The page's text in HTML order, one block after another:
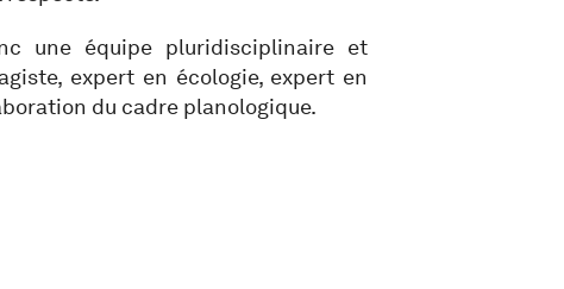
une équipe pluridisciplinaire et
expert en écologie, expert en
du cadre planologique.